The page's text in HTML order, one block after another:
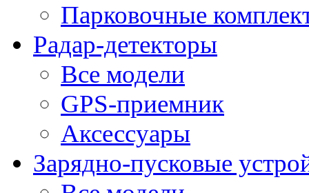
Парковочные
Радар-детекторы
Все модели
GPS-приемник
Аксессуары
Зарядно-пусковые